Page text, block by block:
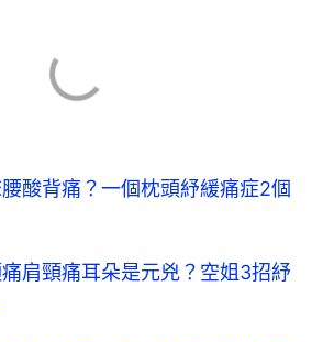
腰酸背痛？一個枕頭紓緩痛症2個
肩頸痛耳朵是元兇？空姐3招紓